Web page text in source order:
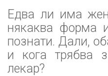
Едва ли има
някаква форма
познати. Дали,
и кога трябва
лекар?